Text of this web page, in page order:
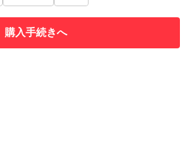
購入手続きへ